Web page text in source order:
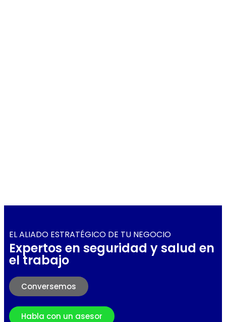
EL ALIADO ESTRATÉGICO DE TU NEGOCIO
Expertos en seguridad y salud en
el trabajo
Conversemos
Habla con un asesor